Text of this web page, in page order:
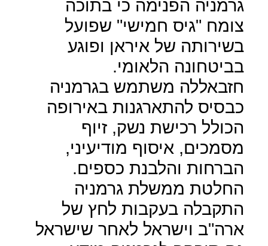
גרמניה הפנימה כי בתוכה
צומח "גיס חמישי" שפועל
בשירותה של איראן ופוגע
בביטחונה הלאומי.
חזבאללה משתמש בגרמניה
כבסיס להתארגנות באירופה
הכולל רכישת נשק, זיוף
מסמכים, איסוף מודיעיני,
הברחות והלבנת כספים.
החלטת ממשלת גרמניה
התקבלה בעקבות לחץ של
ארה"ב וישראל לאחר שישראל